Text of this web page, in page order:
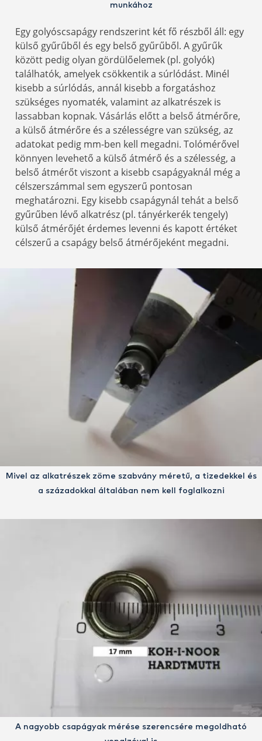
munkához
Egy golyóscsapágy rendszerint két fő részből áll: egy
külső gyűrűből és egy belső gyűrűből. A gyűrűk
között pedig olyan gördülőelemek (pl. golyók)
találhatók, amelyek csökkentik a súrlódást. Minél
kisebb a súrlódás, annál kisebb a forgatáshoz
szükséges nyomaték, valamint az alkatrészek is
lassabban kopnak. Vásárlás előtt a belső átmérőre,
a külső átmérőre és a szélességre van szükség, az
adatokat pedig mm-ben kell megadni. Tolómérővel
könnyen levehető a külső átmérő és a szélesség, a
belső átmérőt viszont a kisebb csapágyaknál még a
célszerszámmal sem egyszerű pontosan
meghatározni. Egy kisebb csapágynál tehát a belső
gyűrűben lévő alkatrész (pl. tányérkerék tengely)
külső átmérőjét érdemes levenni és kapott értéket
célszerű a csapágy belső átmérőjeként megadni.
Mivel az alkatrészek zöme szabvány méretű, a tizedekkel és
a századokkal általában nem kell foglalkozni
A nagyobb csapágyak mérése szerencsére megoldható